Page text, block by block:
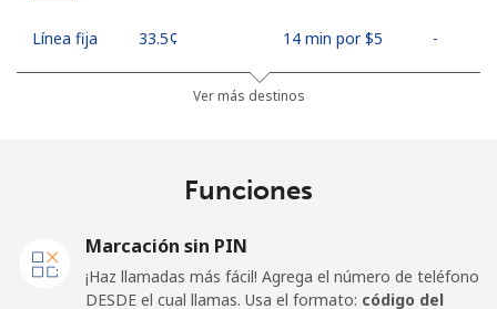
Línea fija ⁦33.5¢⁩ 14 min por ⁦$5⁩ -
7 min por ⁦$5⁩
Celular
Ver más destinos
Funciones
Marcación sin PIN
¡Haz llamadas más fácil! Agrega el número de teléfono
DESDE el cual llamas. Usa el formato: código del